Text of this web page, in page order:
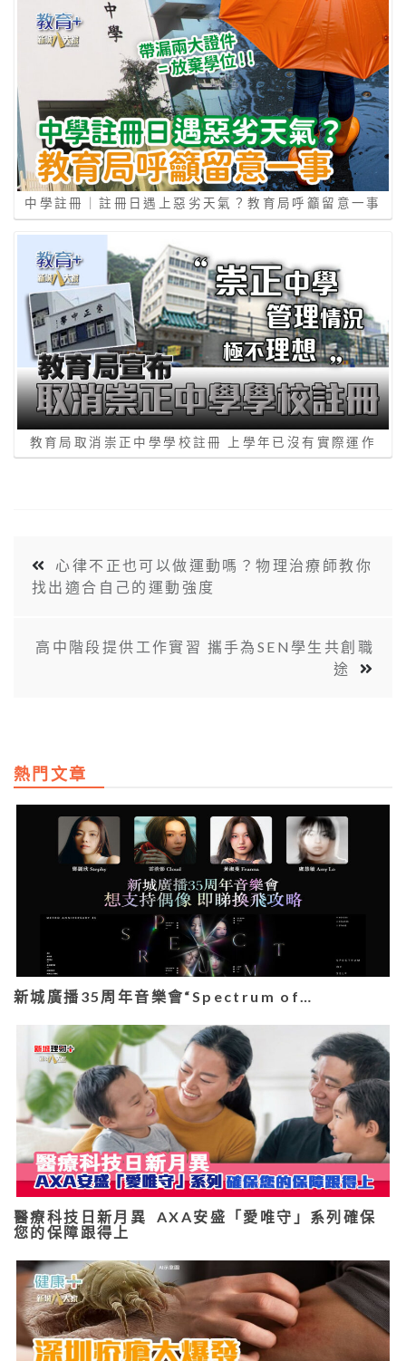
中學註冊｜註冊日遇上惡劣天氣？教育局呼籲留意一事
教育局取消崇正中學學校註冊 上學年已沒有實際運作
心律不正也可以做運動嗎？物理治療師教你
找出適合自己的運動強度
高中階段提供工作實習 攜手為SEN學生共創職
途
熱門文章
新城廣播35周年音樂會“Spectrum of…
醫療科技日新月異 AXA安盛「愛唯守」系列確保
您的保障跟得上